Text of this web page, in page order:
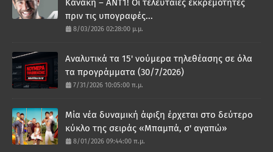
Κανάκη – ΑΝΤ1! Οι τελευταίες εκκρεμότητες
πριν τις υπογραφές...
8/03/2026 02:28:00 μ.μ.
Αναλυτικά τα 15' νούμερα τηλεθέασης σε όλα
τα προγράμματα (30/7/2026)
7/31/2026 10:05:00 π.μ.
Μία νέα δυναμική άφιξη έρχεται στο δεύτερο
κύκλο της σειράς «Μπαμπά, σ' αγαπώ»
8/01/2026 09:44:00 π.μ.